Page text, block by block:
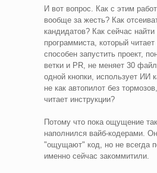
И вот вопрос. Как с этим
вообще за жесть? Как
кандидатов? Как сейчас
программиста, который читает
способен запустить проект,
ветки и PR, не меняет 30
одной кнопки, использует ИИ
не как автопилот без
читает инструкции?
Потому что пока ощущение
наполнился вайб-кодерами.
"ощущают" код, но не всегда
именно сейчас закоммитили.